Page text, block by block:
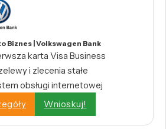
Biznes | Volkswagen Bank
karta Visa Business
i zlecenia stałe
obsługi internetowej
Wnioskuj!